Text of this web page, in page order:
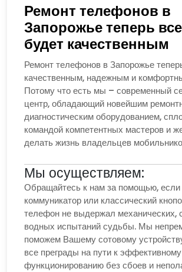
Ремонт телефонов в
Запорожье теперь
будет качественным
Ремонт телефонов в Запорожье
качественным, надежным и
Потому что есть мы – современный
центр, обладающий новейшим
диагностическим оборудованием,
командой компетентных мастеров и
делать жизнь владельцев
Мы осуществляем:
Обращайтесь к нам за помощью,
коммуникатор или классический
телефон не выдержал механических,
водных испытаний судьбы. Мы
поможем Вашему сотовому
все преграды на пути к эффективному
функционированию без сбоев и